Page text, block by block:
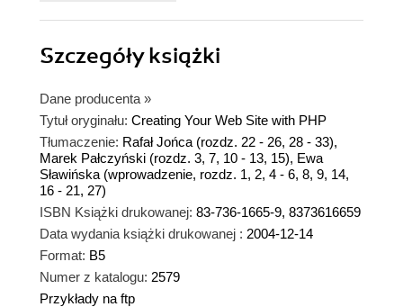
Szczegółyksiążki
Dane producenta »
Tytuł oryginału: Creating Your Web Site with PHP
Tłumaczenie: Rafał Jońca (rozdz. 22 - 26, 28 - 33),
Marek Pałczyński (rozdz. 3, 7, 10 - 13, 15), Ewa
Sławińska (wprowadzenie, rozdz. 1, 2, 4 - 6, 8, 9, 14,
16 - 21, 27)
ISBN Książki drukowanej: 83-736-1665-9, 8373616659
Data wydania książki drukowanej : 2004-12-14
Format: B5
Numer z katalogu: 2579
Przykłady na ftp